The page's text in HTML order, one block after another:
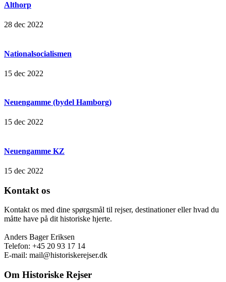
Althorp
28 dec 2022
Nationalsocialismen
15 dec 2022
Neuengamme (bydel Hamborg)
15 dec 2022
Neuengamme KZ
15 dec 2022
Kontakt os
Kontakt os med dine spørgsmål til rejser, destinationer eller hvad du
måtte have på dit historiske hjerte.
Anders Bager Eriksen
Telefon: +45 20 93 17 14
E-mail: mail@historiskerejser.dk
Om Historiske Rejser